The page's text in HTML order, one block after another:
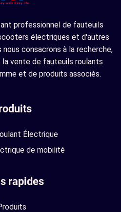
professionnel de fauteuils
électriques et d'autres
consacrons à la recherche,
vente de fauteuils roulants
et de produits associés.
Électrique
de mobilité
rapides